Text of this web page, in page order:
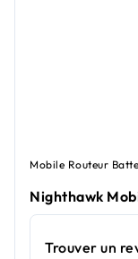
Mobile Routeur
Nighthawk
Trouver un